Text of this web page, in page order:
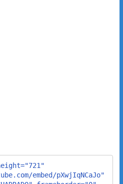
embed/pXwjIqNCaJo"